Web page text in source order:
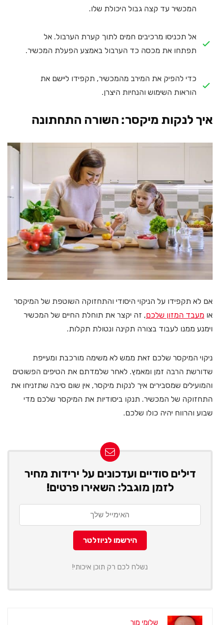
המכשיר עד קצה גבול היכולת שלו.
אל תכניסו מרכיבים חמים לתוך קערת הערבול. אל
תפתחו את מכסה כד הערבול באמצע הפעלת המכשיר.
כדי להפיק את המירב מהמכשיר, תקפידו ליישם את
הוראות השימוש והנחיות היצרן.
איך לנקות מיקסר: השורה התחתונה
אם לא תקפידו על הניקוי היסודי והתחזוקה השוטפת של המיקסר
או מעבד המזון שלכם, זה יקצר את תוחלת החיים של המכשיר
וימנע ממנו לעבוד בצורה תקינה ונטולת תקלות.
ניקוי המיקסר שלכם זאת ממש לא משימה מורכבת ומעייפת
שדורשת הרבה זמן ומאמץ. לאחר שלמדתם את הטיפים הפשוטים
והמועילים שמסבירים איך לנקות מיקסר, אין שום סיבה שתזניחו את
התחזוקה של המכשיר. תנקו ביסודיות את המיקסר שלכם מדי
שבוע והרווח יהיה כולו שלכם.
דילים סודיים ועדכונים על ירידות מחיר
לזמן מוגבל: השאירו פרטים!
נשלח לכם רק תוכן איכותי!
שלומי מור